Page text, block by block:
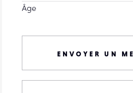
Âge
ENVOYER UN